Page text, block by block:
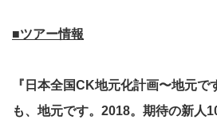
■ツアー情報
『日本全国CK地元化計画〜地元で
も、地元です。2018。期待の新人